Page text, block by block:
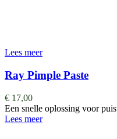
Lees meer
Ray Pimple Paste
€ 17,00
Een snelle oplossing voor
Lees meer